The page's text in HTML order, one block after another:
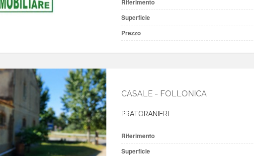
Riferimento
Superficie
Prezzo
CASALE - FOLLONICA
PRATORANIERI
Riferimento
Superficie